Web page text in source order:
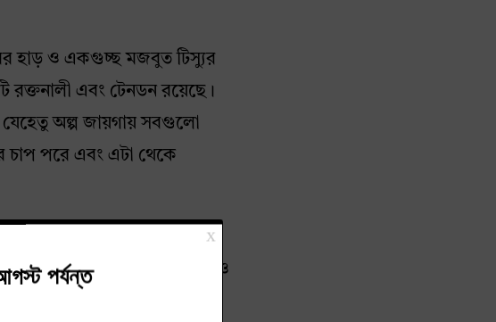
হাড় ও একগুচ্ছ মজবুত টিস্যুর
রক্তনালী এবং টেনডন রয়েছে।
যেহেতু অল্প জায়গায় সবগুলো
চাপ পরে এবং এটা থেকে
জন্য দায়ী। এছাড়া এই
যেমন স্পর্শ, গরম ঠান্ডার বোধ ও